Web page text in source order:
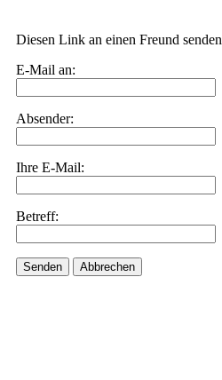
Diesen Link an einen Freund senden
E-Mail an:
Absender:
Ihre E-Mail:
Betreff:
Senden Abbrechen